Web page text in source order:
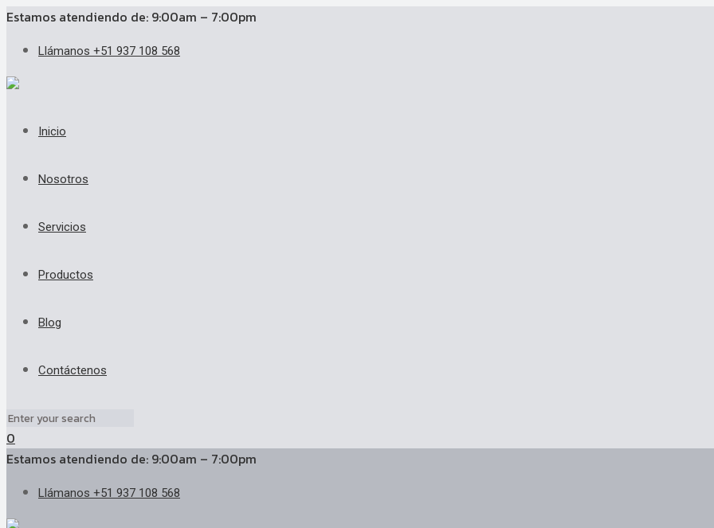
Estamos atendiendo de: 9:00am – 7:00pm
Llámanos +51 937 108 568
Inicio
Nosotros
Servicios
Productos
Blog
Contáctenos
0
Estamos atendiendo de: 9:00am – 7:00pm
Llámanos +51 937 108 568